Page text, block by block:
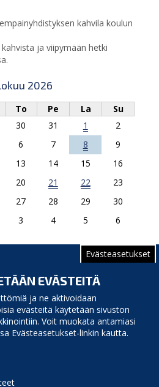
Evästeasetukset
EVÄSTEITÄ
ja ne aktivoidaan
evästeitä käytetään sivuston
Voit muokata antamiasi
Evästeasetukset-linkin kautta.
kahvila koulun
ja viipymään hetki
2026
To Pe La
Su
30 31 1
2
6 7 8
9
13 14 15
16
20 21 22
23
27 28 29
30
3 4 5
6